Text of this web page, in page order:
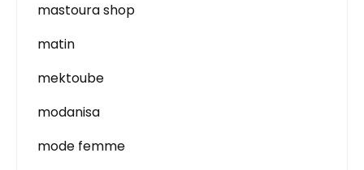
mastoura shop
matin
mektoube
modanisa
mode femme